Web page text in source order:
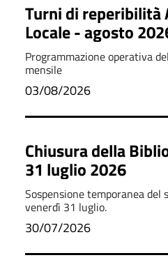
Turni di reperibilità
Locale - agosto
Programmazione operativa
mensile
03/08/2026
Chiusura della
31 luglio 2026
Sospensione temporanea
venerdì 31 luglio.
30/07/2026